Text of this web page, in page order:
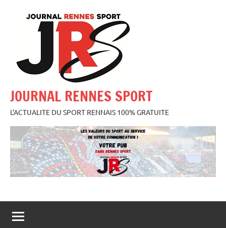
JOURNAL RENNES SPORT
L'ACTUALITE DU SPORT RENNAIS 100% GRATUITE